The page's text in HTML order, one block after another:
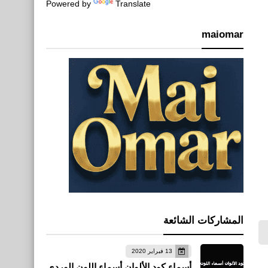
Powered by Translate
maiomar
المشاركات الشائعة
13 فبراير 2020